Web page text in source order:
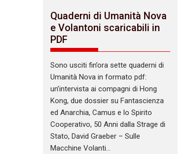
Quaderni di Umanità Nova
e Volantoni scaricabili in
PDF
Sono usciti fin’ora sette quaderni di
Umanità Nova in formato pdf:
un’intervista ai compagni di Hong
Kong, due dossier su Fantascienza
ed Anarchia, Camus e lo Spirito
Cooperativo, 50 Anni dalla Strage di
Stato, David Graeber – Sulle
Macchine Volanti…